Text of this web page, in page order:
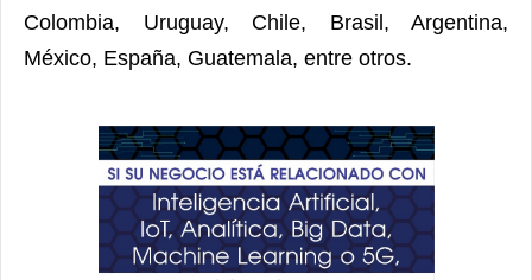
Colombia, Uruguay, Chile, Brasil, Argentina,
México, España, Guatemala, entre otros.